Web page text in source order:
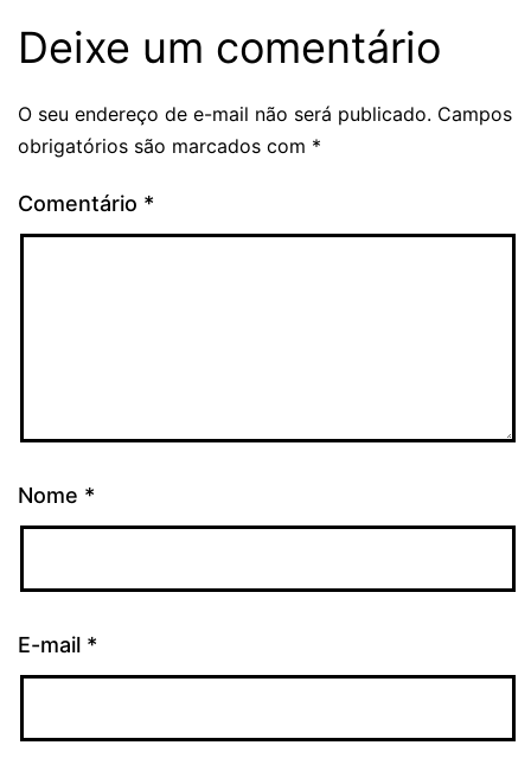
Deixe um comentário
O seu endereço de e-mail não será publicado. Campos
obrigatórios são marcados com *
Comentário *
Nome *
E-mail *